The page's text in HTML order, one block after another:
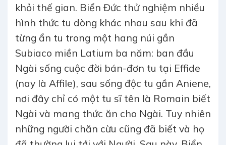
khỏi thế gian. Biển Đức thử nghiệm nhiều
hình thức tu dòng khác nhau sau khi đã
từng ẩn tu trong một hang núi gần
Subiaco miền Latium ba năm: ban đầu
Ngài sống cuộc đời bán-đơn tu tại Effide
(nay là Affile), sau sống độc tu gần Aniene,
nơi đây chỉ có một tu sĩ tên là Romain biết
Ngài và mang thức ăn cho Ngài. Tuy nhiên
những người chăn cừu cũng đã biết và họ